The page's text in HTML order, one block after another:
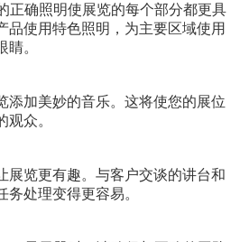
正确照明使展览的每个部分都更具
品使用特色照明，为主要区域使用
睛。
加美妙的音乐。这将使您的展位
观众。
览更有趣。与客户交谈的讲台和
务处理变得更容易。